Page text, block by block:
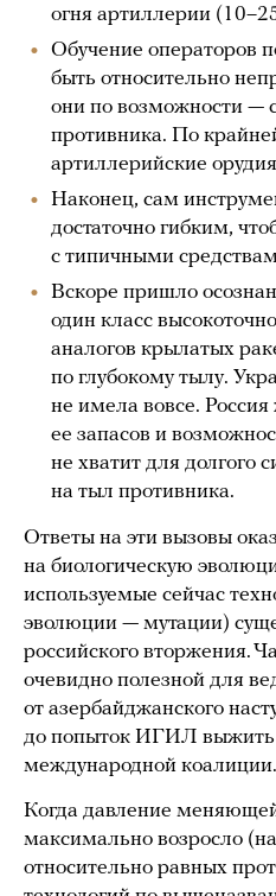
огня артиллерии
Обучение операторов
быть относительно
они по возможности —
противника. По
артиллерийские
Наконец, сам
достаточно гибким,
с типичными
Вскоре пришло
один класс
аналогов крылатых
по глубокому тылу.
не имела вовсе.
ее запасов и
не хватит для долгого
на тыл противника.
Ответы на эти вызовы
на биологическую
используемые сейчас
эволюции — мутации)
российского вторжения.
очевидно полезной для
от азербайджанского
до попыток ИГИЛ выжить
международной коалиции.
Когда давление
максимально возросло
относительно равных